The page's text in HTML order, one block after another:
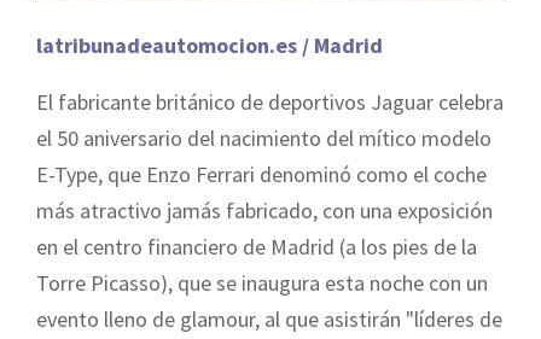
latribunadeautomocion.es / Madrid
El fabricante británico de deportivos Jaguar celebra
el 50 aniversario del nacimiento del mítico modelo
E-Type, que Enzo Ferrari denominó como el coche
más atractivo jamás fabricado, con una exposición
en el centro financiero de Madrid (a los pies de la
Torre Picasso), que se inaugura esta noche con un
evento lleno de glamour, al que asistirán "líderes de